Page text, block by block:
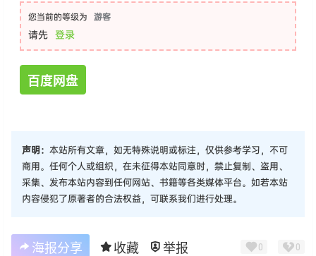
您当前的等级为 游客
请先 登录
百度网盘
声明： 本站所有文章，如无特殊说明或标注，仅供参考学习，不可
商用。任何个人或组织，在未征得本站同意时，禁止复制、盗用、
采集、发布本站内容到任何网站、书籍等各类媒体平台。如若本站
内容侵犯了原著者的合法权益，可联系我们进行处理。
海报分享 收藏 举报 0 0